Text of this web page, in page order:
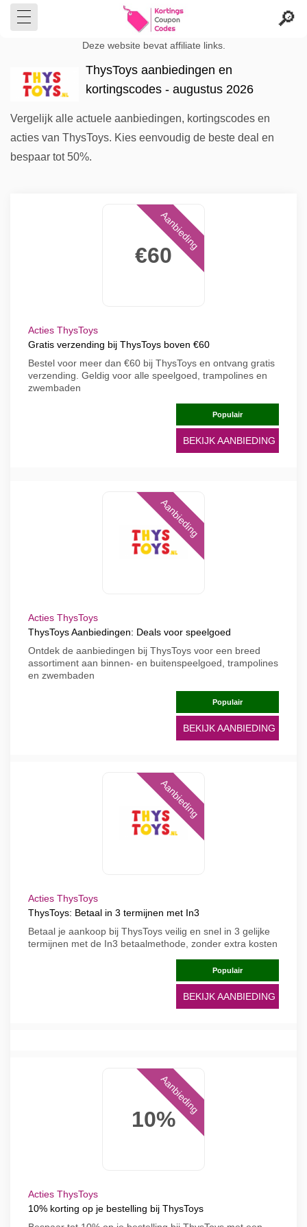
Deze website bevat affiliate links.
ThysToys aanbiedingen en
kortingscodes - augustus 2026
Vergelijk alle actuele aanbiedingen, kortingscodes en
acties van ThysToys. Kies eenvoudig de beste deal en
bespaar tot 50%.
€60
Aanbieding
Acties ThysToys
Gratis verzending bij ThysToys boven €60
Bestel voor meer dan €60 bij ThysToys en ontvang gratis
verzending. Geldig voor alle speelgoed, trampolines en
zwembaden
Populair
BEKIJK AANBIEDING
Aanbieding
Acties ThysToys
ThysToys Aanbiedingen: Deals voor speelgoed
Ontdek de aanbiedingen bij ThysToys voor een breed
assortiment aan binnen- en buitenspeelgoed, trampolines
en zwembaden
Populair
BEKIJK AANBIEDING
Aanbieding
Acties ThysToys
ThysToys: Betaal in 3 termijnen met In3
Betaal je aankoop bij ThysToys veilig en snel in 3 gelijke
termijnen met de In3 betaalmethode, zonder extra kosten
Populair
BEKIJK AANBIEDING
10%
Aanbieding
Acties ThysToys
10% korting op je bestelling bij ThysToys